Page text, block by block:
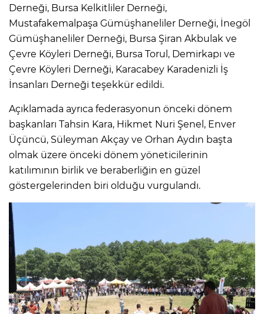
Derneği, Bursa Kelkitliler Derneği,
Mustafakemalpaşa Gümüşhaneliler Derneği, İnegöl
Gümüşhaneliler Derneği, Bursa Şiran Akbulak ve
Çevre Köyleri Derneği, Bursa Torul, Demirkapı ve
Çevre Köyleri Derneği, Karacabey Karadenizli İş
İnsanları Derneği teşekkür edildi.
Açıklamada ayrıca federasyonun önceki dönem
başkanları Tahsin Kara, Hikmet Nuri Şenel, Enver
Üçüncü, Süleyman Akçay ve Orhan Aydın başta
olmak üzere önceki dönem yöneticilerinin
katılımının birlik ve beraberliğin en güzel
göstergelerinden biri olduğu vurgulandı.